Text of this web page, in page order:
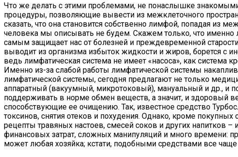
Что же делать с этими проблемами, не понаслышке
процедуры, позволяющие вывести из межклеточного
сказать, что она становится собственно лимфой, попадая из
человека мы описывать не будем. Скажем только, что
самым защищает нас от болезней и преждевременной
выводит из организма избыток жидкости и жиров, борется с
ведь лимфатическая система не имеет «насоса», как
Именно из-за слабой работы лимфатической системы
лимфатической системы, сегодня предлагают не только
аппаратный (вакуумный, микротоковый), мануальный и др., и
поддерживать в норме обмен веществ, а значит, и здоровый
способствующие ее очищению. Так, известное средство
токсинов, снятия отеков и похудения. Однако, кроме
рецепты травяных настоев, смесей соков и других напитков
финансовых затрат, сложных манипуляций и много времени:
может любая хозяйка; кстати, подобными средствами все